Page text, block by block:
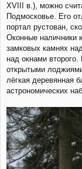
XVIII в.), можно
Подмосковье. Его
портал рустован,
Оконные наличники
замковых камнях
над окнами
открытыми
лёгкая деревянная
астрономических